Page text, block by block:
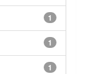
1
1
1